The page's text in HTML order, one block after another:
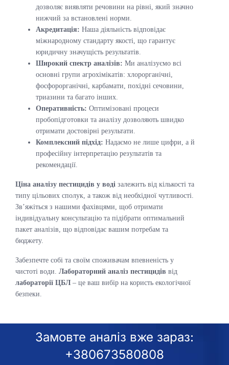
дозволяє виявляти речовини на рівні, який значно
нижчий за встановлені норми.
Акредитація: Наша діяльність відповідає
міжнародному стандарту якості, що гарантує
юридичну значущість результатів.
Широкий спектр аналізів: Ми аналізуємо всі
основні групи агрохімікатів: хлорорганічні,
фосфорорганічні, карбамати, похідні сечовини,
триазини та багато інших.
Оперативність: Оптимізовані процеси
пробопідготовки та аналізу дозволяють швидко
отримати достовірні результати.
Комплексний підхід: Надаємо не лише цифри, а й
професійну інтерпретацію результатів та
рекомендації.
Ціна аналізу пестицидів у воді залежить від кількості та
типу цільових сполук, а також від необхідної чутливості.
Зв’яжіться з нашими фахівцями, щоб отримати
індивідуальну консультацію та підібрати оптимальний
пакет аналізів, що відповідає вашим потребам та
бюджету.
Забезпечте собі та своїм споживачам впевненість у
чистоті води. Лабораторний аналіз пестицидів від
лабораторії ЦБЛ – це ваш вибір на користь екологічної
безпеки.
Замовте аналіз вже зараз:
+380673580808